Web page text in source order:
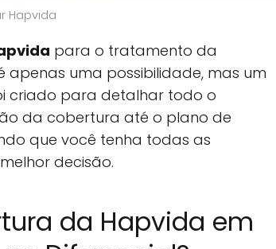
Hapvida
para o tratamento da
uma possibilidade, mas um
criado para detalhar todo o
da cobertura até o plano de
que você tenha todas as
decisão.
da Hapvida em